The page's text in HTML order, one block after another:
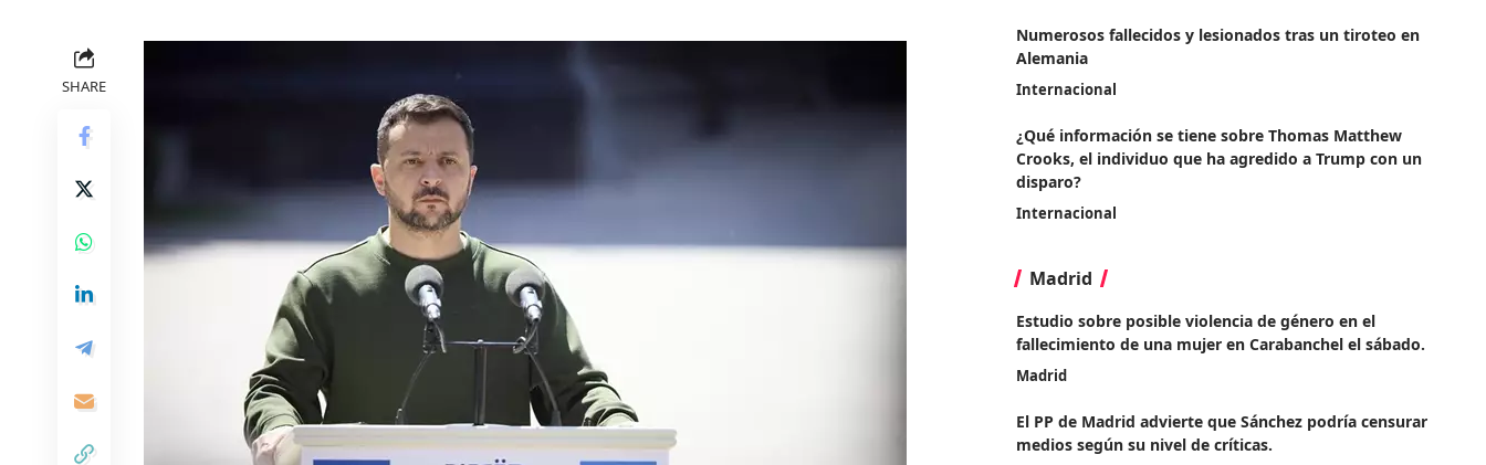
SHARE
Numerosos fallecidos y lesionados tras un tiroteo en
Alemania
Internacional
¿Qué información se tiene sobre Thomas Matthew
Crooks, el individuo que ha agredido a Trump con un
disparo?
Internacional
Madrid
Estudio sobre posible violencia de género en el
fallecimiento de una mujer en Carabanchel el sábado.
Madrid
El PP de Madrid advierte que Sánchez podría censurar
medios según su nivel de críticas.